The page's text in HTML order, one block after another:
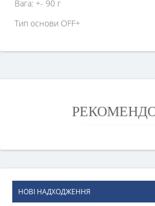
Вага: +- 90 г
Тип основи OFF+
НОВІ НАДХОДЖЕННЯ